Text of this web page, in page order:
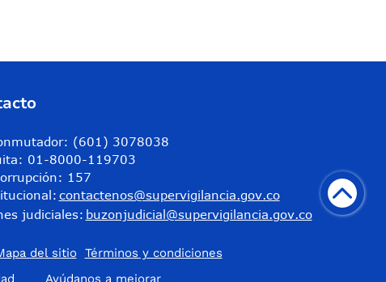
(601) 3078038
01-8000-119703
157
contactenos@supervigilancia.gov.co
judiciales: buzonjudicial@supervigilancia.gov.co
del sitio
Términos y condiciones